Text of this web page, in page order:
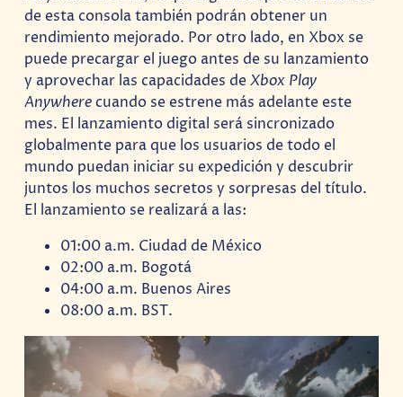
de esta consola también podrán obtener un
rendimiento mejorado. Por otro lado, en Xbox se
puede precargar el juego antes de su lanzamiento
y aprovechar las capacidades deXbox Play
Anywherecuando se estrene más adelante este
mes. El lanzamiento digital será sincronizado
globalmente para que los usuarios de todo el
mundo puedan iniciar su expedición y descubrir
juntos los muchos secretos y sorpresas del título.
El lanzamiento se realizará a las:
01:00 a.m. Ciudad de México
02:00 a.m. Bogotá
04:00 a.m. Buenos Aires
08:00 a.m. BST.